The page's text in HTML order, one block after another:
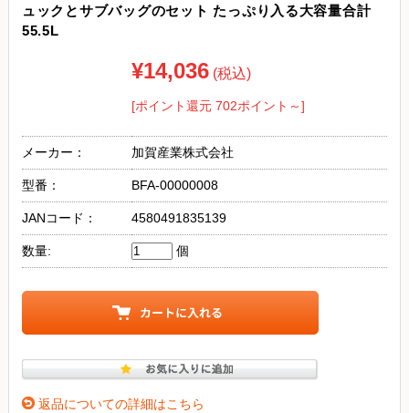
ュックとサブバッグのセット たっぷり入る大容量合計
55.5L
¥14,036 (税込)
[ポイント還元 702ポイント～]
メーカー： 加賀産業株式会社
型番： BFA-00000008
JANコード： 4580491835139
数量: 個
返品についての詳細はこちら